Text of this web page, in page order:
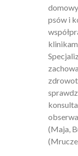
psów i
(Maja,